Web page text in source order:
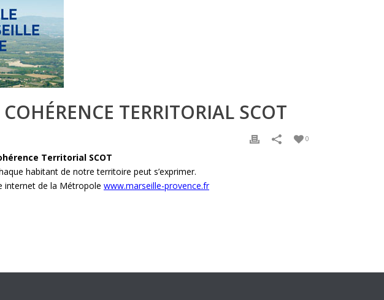
TERRITORIAL SCOT
0
Territorial SCOT
habitant de notre territoire peut s’exprimer.
internet de la Métropole www.marseille-provence.fr